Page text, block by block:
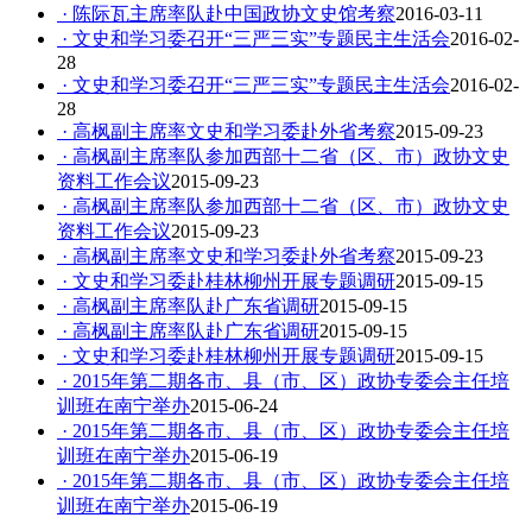
· 陈际瓦主席率队赴中国政协文史馆考察2016-03-11
· 文史和学习委召开“三严三实”专题民主生活会2016-02-
28
· 文史和学习委召开“三严三实”专题民主生活会2016-02-
28
· 高枫副主席率文史和学习委赴外省考察2015-09-23
· 高枫副主席率队参加西部十二省（区、市）政协文史
资料工作会议2015-09-23
· 高枫副主席率队参加西部十二省（区、市）政协文史
资料工作会议2015-09-23
· 高枫副主席率文史和学习委赴外省考察2015-09-23
· 文史和学习委赴桂林柳州开展专题调研2015-09-15
· 高枫副主席率队赴广东省调研2015-09-15
· 高枫副主席率队赴广东省调研2015-09-15
· 文史和学习委赴桂林柳州开展专题调研2015-09-15
· 2015年第二期各市、县（市、区）政协专委会主任培
训班在南宁举办2015-06-24
· 2015年第二期各市、县（市、区）政协专委会主任培
训班在南宁举办2015-06-19
· 2015年第二期各市、县（市、区）政协专委会主任培
训班在南宁举办2015-06-19